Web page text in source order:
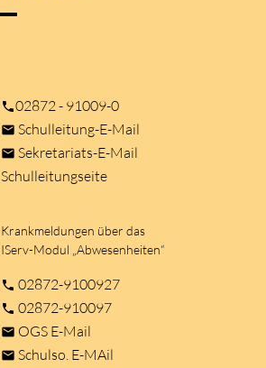
phone02872 - 91009-0
mail Schulleitung-E-Mail
mail Sekretariats-E-Mail
Schulleitungseite
Krankmeldungen über das
IServ-Modul „Abwesenheiten“
phone 02872-9100927
phone 02872-910097
mail OGS E-Mail
mail Schulso. E-MAil